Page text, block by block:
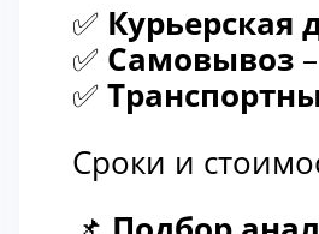
✅ Курьерская
✅ Самовывоз
✅
Сроки и